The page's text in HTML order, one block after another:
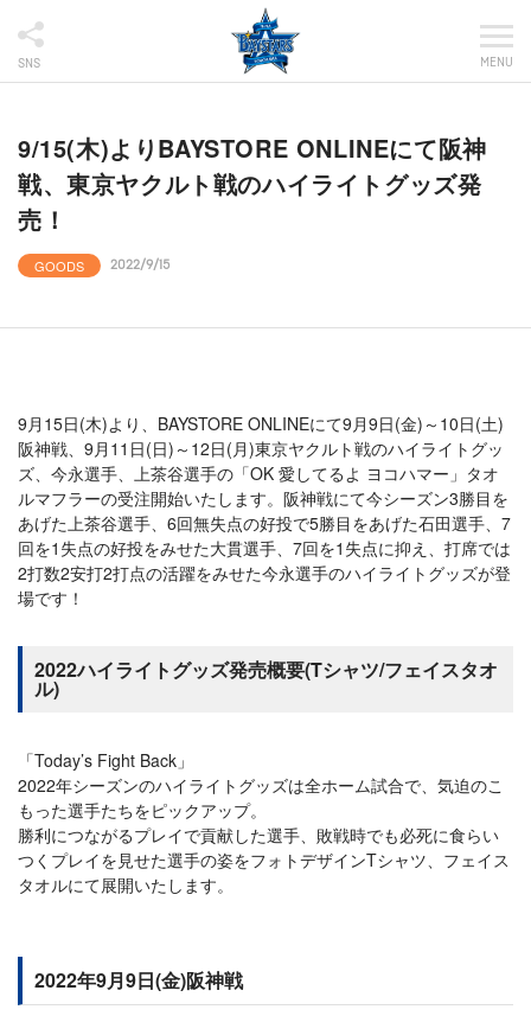
SNS MENU
9/15(木)よりBAYSTORE ONLINEにて阪神
戦、東京ヤクルト戦のハイライトグッズ発
売！
GOODS 2022/9/15
9月15日(木)より、BAYSTORE ONLINEにて9月9日(金)～10日(土)
阪神戦、9月11日(日)～12日(月)東京ヤクルト戦のハイライトグッ
ズ、今永選手、上茶谷選手の「OK 愛してるよ ヨコハマー」タオ
ルマフラーの受注開始いたします。阪神戦にて今シーズン3勝目を
あげた上茶谷選手、6回無失点の好投で5勝目をあげた石田選手、7
回を1失点の好投をみせた大貫選手、7回を1失点に抑え、打席では
2打数2安打2打点の活躍をみせた今永選手のハイライトグッズが登
場です！
2022ハイライトグッズ発売概要(Tシャツ/フェイスタオ
ル)
「Today’s Fight Back」
2022年シーズンのハイライトグッズは全ホーム試合で、気迫のこ
もった選手たちをピックアップ。
勝利につながるプレイで貢献した選手、敗戦時でも必死に食らい
つくプレイを見せた選手の姿をフォトデザインTシャツ、フェイス
タオルにて展開いたします。
2022年9月9日(金)阪神戦